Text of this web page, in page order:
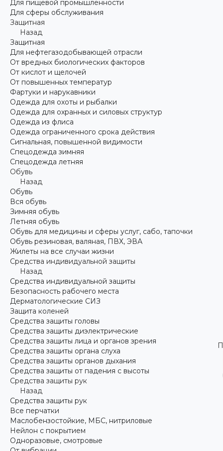
Для пищевой промышленности
Для сферы обслуживания
Защитная
Назад
Защитная
Для нефтегазодобывающей отрасли
От вредных биологических факторов
От кислот и щелочей
От повышенных температур
Фартуки и нарукавники
Одежда для охоты и рыбалки
Одежда для охранных и силовых структур
Одежда из флиса
Одежда ограниченного срока действия
Сигнальная, повышенной видимости
Спецодежда зимняя
Спецодежда летняя
Обувь
Назад
Обувь
Вся обувь
Зимняя обувь
Летняя обувь
Обувь для медицины и сферы услуг, сабо, тапочки
Обувь резиновая, валяная, ПВХ, ЭВА
Жилеты на все случаи жизни
Средства индивидуальной защиты
Назад
Средства индивидуальной защиты
Безопасность рабочего места
Дерматологические СИЗ
Защита коленей
Средства защиты головы
Средства защиты диэлектрические
Средства защиты лица и органов зрения
Средства защиты органа слуха
Средства защиты органов дыхания
Средства защиты от падения с высоты
Средства защиты рук
Назад
Средства защиты рук
Все перчатки
Маслобензостойкие, МБС, нитриловые
Нейлон с покрытием
Одноразовые, смотровые